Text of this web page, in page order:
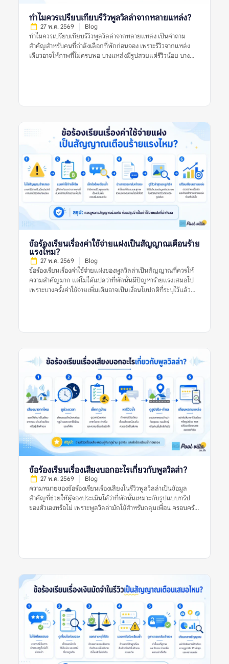
ข้อร้องเรียนซ้ำจึงสำคัญกว่ารีวิวแย่ครั้งเดียว? รีวิวแย่เพียงครั้งเดียว
อาจสะท้อนปัญหาจริง แต่ยังไม่เพียงพอที่จะสรุปว่าที่พักมีมาตรฐาน
ไม่ดีเสมอไป ผู้เข้าพักแต่ละคนมีความคาดหวังต่างกัน บางคนอาจให้
คะแนนต่ำเพราะไม่พอใจกฎบ้าน บางคนอาจเจอเหตุการณ์เฉพาะวัน
เช่น ฝนตก ไฟดับชั่วคราว หรือแม่บ้านเข้าทำความสะอาดล่าช้า แต่ถ้า
ทำไมควรเปรียบเทียบรีวิวพูลวิลล่าจากหลายแหล่ง?
27 พ.ค. 2569 Blog
ทำไมควรเปรียบเทียบรีวิวพูลวิลล่าจากหลายแหล่ง เป็นคำถาม
สำคัญสำหรับคนที่กำลังเลือกที่พักก่อนจอง เพราะรีวิวจากแหล่ง
เดียวอาจให้ภาพที่ไม่ครบพอ บางแหล่งมีรูปสวยแต่รีวิวน้อย บาง
ของเจ้าของที่พัก สิ่งสำคัญคือไม่ควรตัดสินจากรีวิวเดียว รูปเดียว
ก่อนตัดสินใจจอง ทำไมควรเปรียบเทียบรีวิวพูลวิลล่าจากหลาย
แหล่ง หมายถึงอะไร? ทำไมควรเปรียบเทียบรีวิวพูลวิลล่าจากหลาย
แหล่ง หมายถึงการนำข้อมูลจากหลายแพลตฟอร์มหรือหลาย
ประกาศไว้หรือไม่ ไม่ใช่ดูรีวิวจากที่เดียวแล้วสรุปทันทีว่าที่พักดีหรือ
ไม่ดี รีวิวแต่ละแหล่งมีจุดแข็งต่างกัน บางแพลตฟอร์มมีรีวิวจากผู้
เข้าพักจริงจำนวนมาก บางแหล่งมีรูปจากผู้ใช้ที่ช่วยยืนยันสภาพ
ปัจจุบัน บางแหล่งมีคอมเมนต์ที่พูดตรง ๆ เกี่ยวกับข้อเสีย เช่น ทาง
เข้ายาก สระไม่สะอาด กฎเสียงเข้มงวด หรือมีค่าใช้จ่ายเพิ่มเติม การ
เปรียบเทียบจึงไม่ได้ทำเพื่อจับผิดที่พัก แต่ทำเพื่อให้เห็นข้อเท็จจริง
รอบด้าน โดยเฉพาะพูลวิลล่าที่มีราคาต่อคืนค่อนข้างสูงและมักจอง
สำหรับหลายคน หากเลือกผิด ผลกระทบจะเกิดกับทั้งกลุ่ม ไม่ใช่แค่
ผู้จองคนเดียว ทำไมเรื่องนี้จึงสำคัญก่อนจองพูลวิลล่า? พูลวิลล่ามี
รายละเอียดมากกว่าที่พักทั่วไป เพราะต้องดูทั้งบ้านทั้งหลัง สระว่าย
น้ำ ห้องนอน ห้องน้ำ ครัว พื้นที่จอดรถ กฎบ้าน และเงื่อนไขค่าใช้จ่าย
หากดูรีวิวจากแหล่งเดียว อาจเห็นเฉพาะมุมที่แหล่งนั้นนำเสนอเด่น
ที่สุด ตัวอย่างเช่น […]
ข้อร้องเรียนเรื่องค่าใช้จ่ายแฝงเป็นสัญญาณเตือนร้าย
แรงไหม?
27 พ.ค. 2569 Blog
ข้อร้องเรียนเรื่องค่าใช้จ่ายแฝงของพูลวิลล่าเป็นสัญญาณที่ควรให้
ความสำคัญมาก แต่ไม่ได้แปลว่าที่พักนั้นมีปัญหาร้ายแรงเสมอไป
เพราะบางครั้งค่าใช้จ่ายเพิ่มเติมอาจเป็นเงื่อนไขปกติที่ระบุไว้แล้ว
กัน ไม่ใช่ตัดสินจากรีวิวเดียว รูปเดียว หรือคำร้องเรียนเดียว ข้อร้อง
เรียนเรื่องค่าใช้จ่ายแฝงของพูลวิลล่าหมายถึงอะไร? ข้อร้องเรียน
เรื่องค่าใช้จ่ายแฝงของพูลวิลล่า หมายถึงรีวิวที่ผู้เข้าพักพูดถึงค่าใช้
จ่ายที่ไม่คาดคิดหรือไม่เข้าใจตั้งแต่แรก เช่น ราคาที่เห็นในประกาศ
ไม่ใช่ราคาสุทธิ มีค่าทำความสะอาดเพิ่ม มีค่าคนเกิน ค่าไฟ ค่าปรับ
เสียงดัง ค่าเตาปิ้งย่าง หรือค่าหักเงินมัดจำหลังเช็กเอาต์ คำว่า “ค่าใช้
จ่ายแฝง” ไม่ได้หมายความว่าทุกรายการเป็นการเอาเปรียบเสมอไป
บางรายการอาจเป็นค่าใช้จ่ายปกติของที่พัก แต่กลายเป็นปัญหา
เพราะสื่อสารไม่ชัดก่อนจอง หรือผู้เข้าพักไม่ได้อ่านเงื่อนไขให้ครบ
รีวิวที่มีประโยชน์ควรบอกชัดว่า ค่าใช้จ่ายนั้นคืออะไร ถูกแจ้งไว้ก่อน
หรือไม่ เกิดขึ้นเพราะเงื่อนไขใด และเจ้าของที่พักอธิบายอย่างไร หาก
รีวิวมีเพียงคำว่า “มีค่าใช้จ่ายแอบแฝง” แต่ไม่บอกบริบท ควรอ่าน
รีวิวอื่นประกอบก่อนสรุป ทำไมข้อร้องเรียนเรื่องค่าใช้จ่ายแฝงจึง
สำคัญ? พูลวิลล่ามักเป็นที่พักสำหรับกลุ่มเพื่อน ครอบครัว หรือ
หลายครอบครัวที่แชร์ค่าใช้จ่ายกัน หากมีค่าใช้จ่ายเพิ่มที่ไม่ได้
วางแผนไว้ อาจทำให้เกิดความไม่พอใจในกลุ่ม หรือทำให้งบประมาณ
จริงสูงกว่าที่คาด ข้อร้องเรียนเรื่องค่าใช้จ่ายแฝงของพูลวิลล่ายังช่วย
สะท้อนความโปร่งใสของที่พัก หากที่พักแจ้งราคาชัดเจน อธิบาย
ข้อร้องเรียนเรื่องเสียงบอกอะไรเกี่ยวกับพูลวิลล่า?
27 พ.ค. 2569 Blog
ความหมายของข้อร้องเรียนเรื่องเสียงในรีวิวพูลวิลล่าเป็นข้อมูล
สำคัญที่ช่วยให้ผู้จองประเมินได้ว่าที่พักนั้นเหมาะกับรูปแบบทริป
ของตัวเองหรือไม่ เพราะพูลวิลล่ามักใช้สำหรับกลุ่มเพื่อน ครอบครัว
ชัดเจนหรือไม่ ใช้เสียงได้ถึงกี่โมง และมีความเสี่ยงเรื่องค่าปรับหรือ
กัน ไม่ใช่ดูจากรีวิวเดียว รูปเดียว หรือคะแนนดาวเพียงอย่างเดียว
ความหมายของข้อร้องเรียนเรื่องเสียงในรีวิวพูลวิลล่าคืออะไร?
ความหมายของข้อร้องเรียนเรื่องเสียงในรีวิวพูลวิลล่า คือข้อมูลที่ผู้
เข้าพักหรือผู้รีวิวพูดถึงปัญหาเกี่ยวกับเสียงระหว่างเข้าพัก เช่น เสียง
ดังจากบ้านข้างเคียง เสียงรถ เสียงสถานบันเทิงใกล้ที่พัก เสียงจาก
กลุ่มผู้เข้าพักเอง หรือการถูกเตือนเรื่องใช้เสียงเกินเวลาที่กำหนด ข้อ
ร้องเรียนเรื่องเสียงอาจสะท้อนหลายอย่าง เช่น ทำเลของบ้านอยู่ใกล้
ชุมชนมาก กฎบ้านเข้มงวด พื้นที่ไม่เหมาะกับปาร์ตี้ หรือที่พักอยู่ใน
โซนที่เสียงจากภายนอกรบกวนการพักผ่อน ในบางกรณี รีวิวเรื่อง